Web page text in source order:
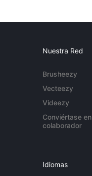
Nuestra Red
Brusheezy
Vecteezy
Videezy
Conviértase en
colaborador
Idiomas